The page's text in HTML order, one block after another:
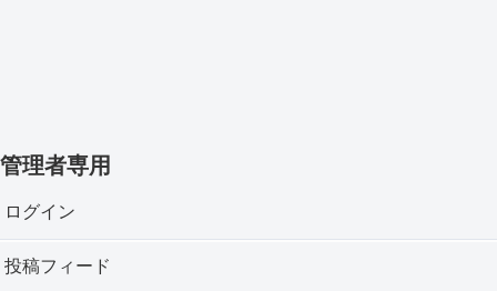
管理者専用
ログイン
投稿フィード